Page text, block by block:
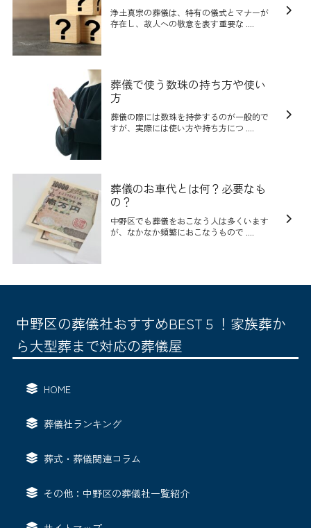
浄土真宗の葬儀は、特有の儀式とマナーが
存在し、故人への敬意を表す重要な ....
葬儀で使う数珠の持ち方や使い
方
葬儀の際には数珠を持参するのが一般的で
すが、実際には使い方や持ち方につ ....
葬儀のお車代とは何？必要なも
の？
中野区でも葬儀をおこなう人は多くいます
が、なかなか頻繁におこなうもので ....
中野区の葬儀社おすすめBEST５！家族葬か
ら大型葬まで対応の葬儀屋
HOME
葬儀社ランキング
葬式・葬儀関連コラム
その他：中野区の葬儀社一覧紹介